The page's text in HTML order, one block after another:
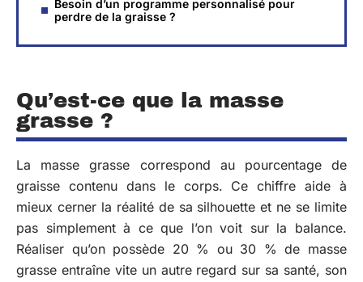
Besoin d’un programme personnalisé pour
perdre de la graisse ?
Qu’est-ce que la masse
grasse ?
La masse grasse correspond au pourcentage de
graisse contenu dans le corps. Ce chiffre aide à
mieux cerner la réalité de sa silhouette et ne se limite
pas simplement à ce que l’on voit sur la balance.
Réaliser qu’on possède 20 % ou 30 % de masse
grasse entraîne vite un autre regard sur sa santé, son